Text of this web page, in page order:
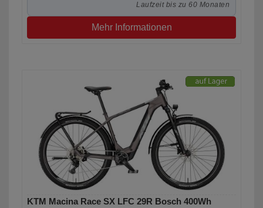
Laufzeit bis zu 60 Monaten
Mehr Informationen
KTM Macina Race SX LFC 29R Bosch 400Wh